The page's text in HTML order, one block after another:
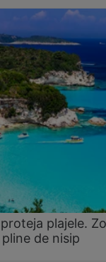
plajele.
de nisip